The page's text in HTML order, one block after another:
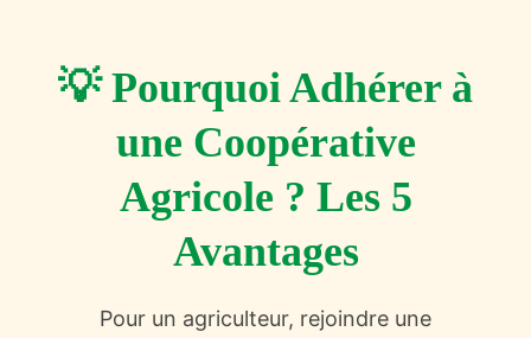
💡 Pourquoi Adhérer à
une Coopérative
Agricole ? Les 5
Avantages
Pour un agriculteur, rejoindre une